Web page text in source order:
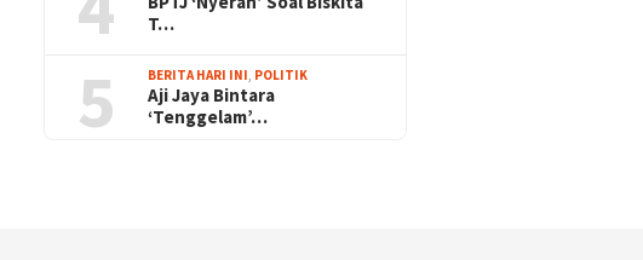
T…
5 BERITA HARI INI, POLITIK
Aji Jaya Bintara
‘Tenggelam’…